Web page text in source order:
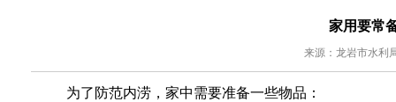
家用要常
来源：龙岩市水利
为了防范内涝，家中需要准备一些物品：